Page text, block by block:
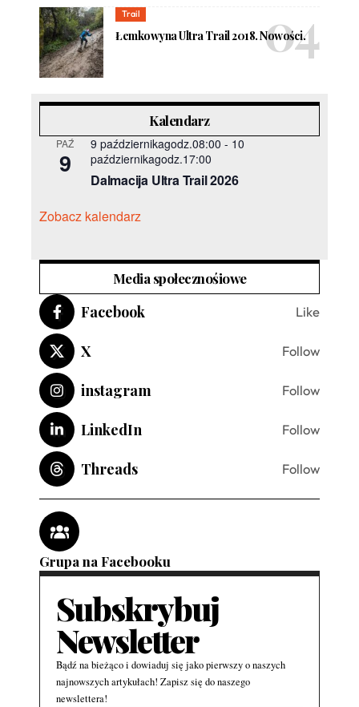
Trail
Łemkowyna Ultra Trail 2018. Nowości.
Kalendarz
PAŹ
9
9 październikagodz.08:00 - 10
październikagodz.17:00
Dalmacija Ultra Trail 2026
Zobacz kalendarz
Media społecznośiowe
Facebook Like
X Follow
instagram Follow
LinkedIn Follow
Threads Follow
Grupa na Facebooku
Subskrybuj
Newsletter
Bądź na bieżąco i dowiaduj się jako pierwszy o naszych
najnowszych artykułach! Zapisz się do naszego
newslettera!